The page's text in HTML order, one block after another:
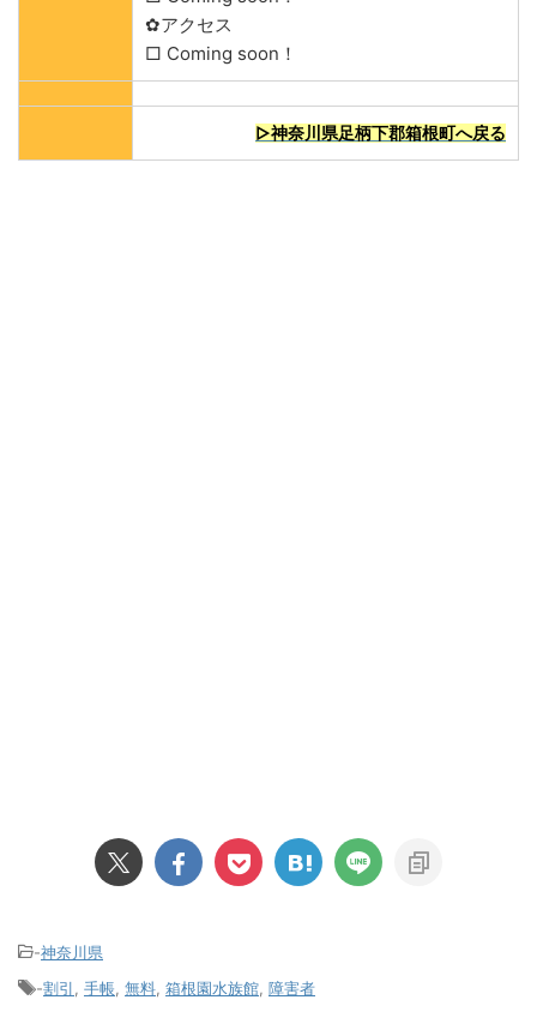
✿アクセス
□ Coming soon！
▷神奈川県足柄下郡箱根町へ戻る
-神奈川県
-割引 手帳 無料 箱根園水族館 障害者